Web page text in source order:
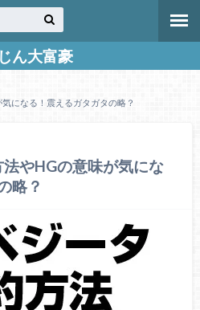
ん大富豪
になる！震えるガタガタの略？
やHGの意味が気にな
略？